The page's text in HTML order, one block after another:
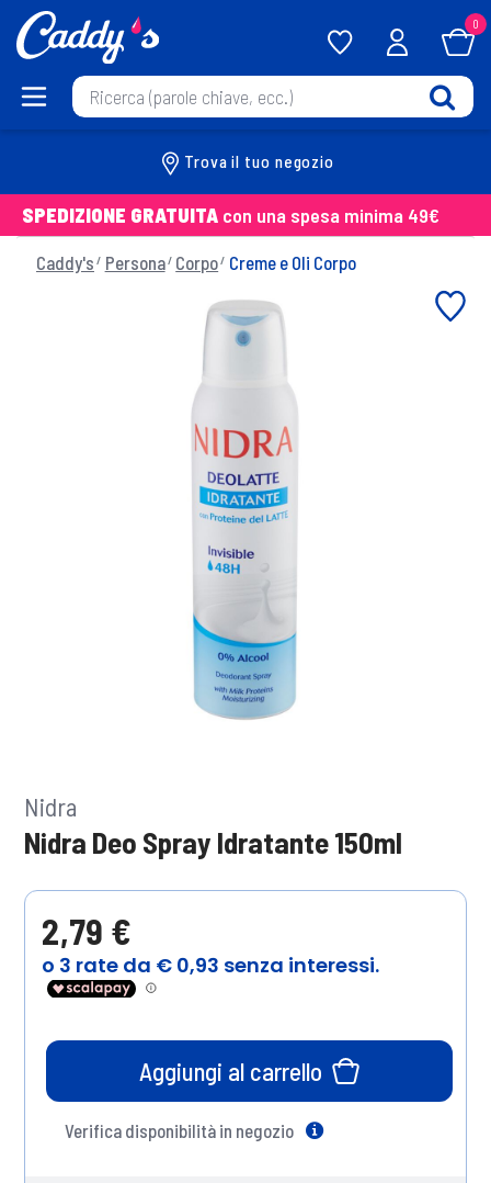
0
Trova il tuo negozio
SPEDIZIONE GRATUITA con una spesa minima 49€
Caddy's Persona Corpo Creme e Oli Corpo
Nidra
Nidra Deo Spray Idratante 150ml
2,79 €
Aggiungi al carrello
Verifica disponibilità in negozio